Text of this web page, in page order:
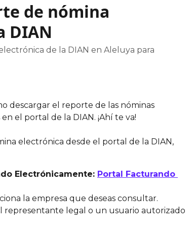
de nómina
DIAN
de la DIAN en Aleluya para
descargar el reporte de las nóminas
el portal de la DIAN. ¡Ahí te va!
electrónica desde el portal de la DIAN,
Electrónicamente: Portal Facturando
la empresa que deseas consultar.
representante legal o un usuario autorizado